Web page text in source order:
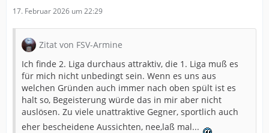
17. Februar 2026 um 22:29
Zitat von FSV-Armine
Ich finde 2. Liga durchaus attraktiv, die 1. Liga muß es
für mich nicht unbedingt sein. Wenn es uns aus
welchen Gründen auch immer nach oben spült ist es
halt so, Begeisterung würde das in mir aber nicht
auslösen. Zu viele unattraktive Gegner, sportlich auch
eher bescheidene Aussichten, nee,laß mal...